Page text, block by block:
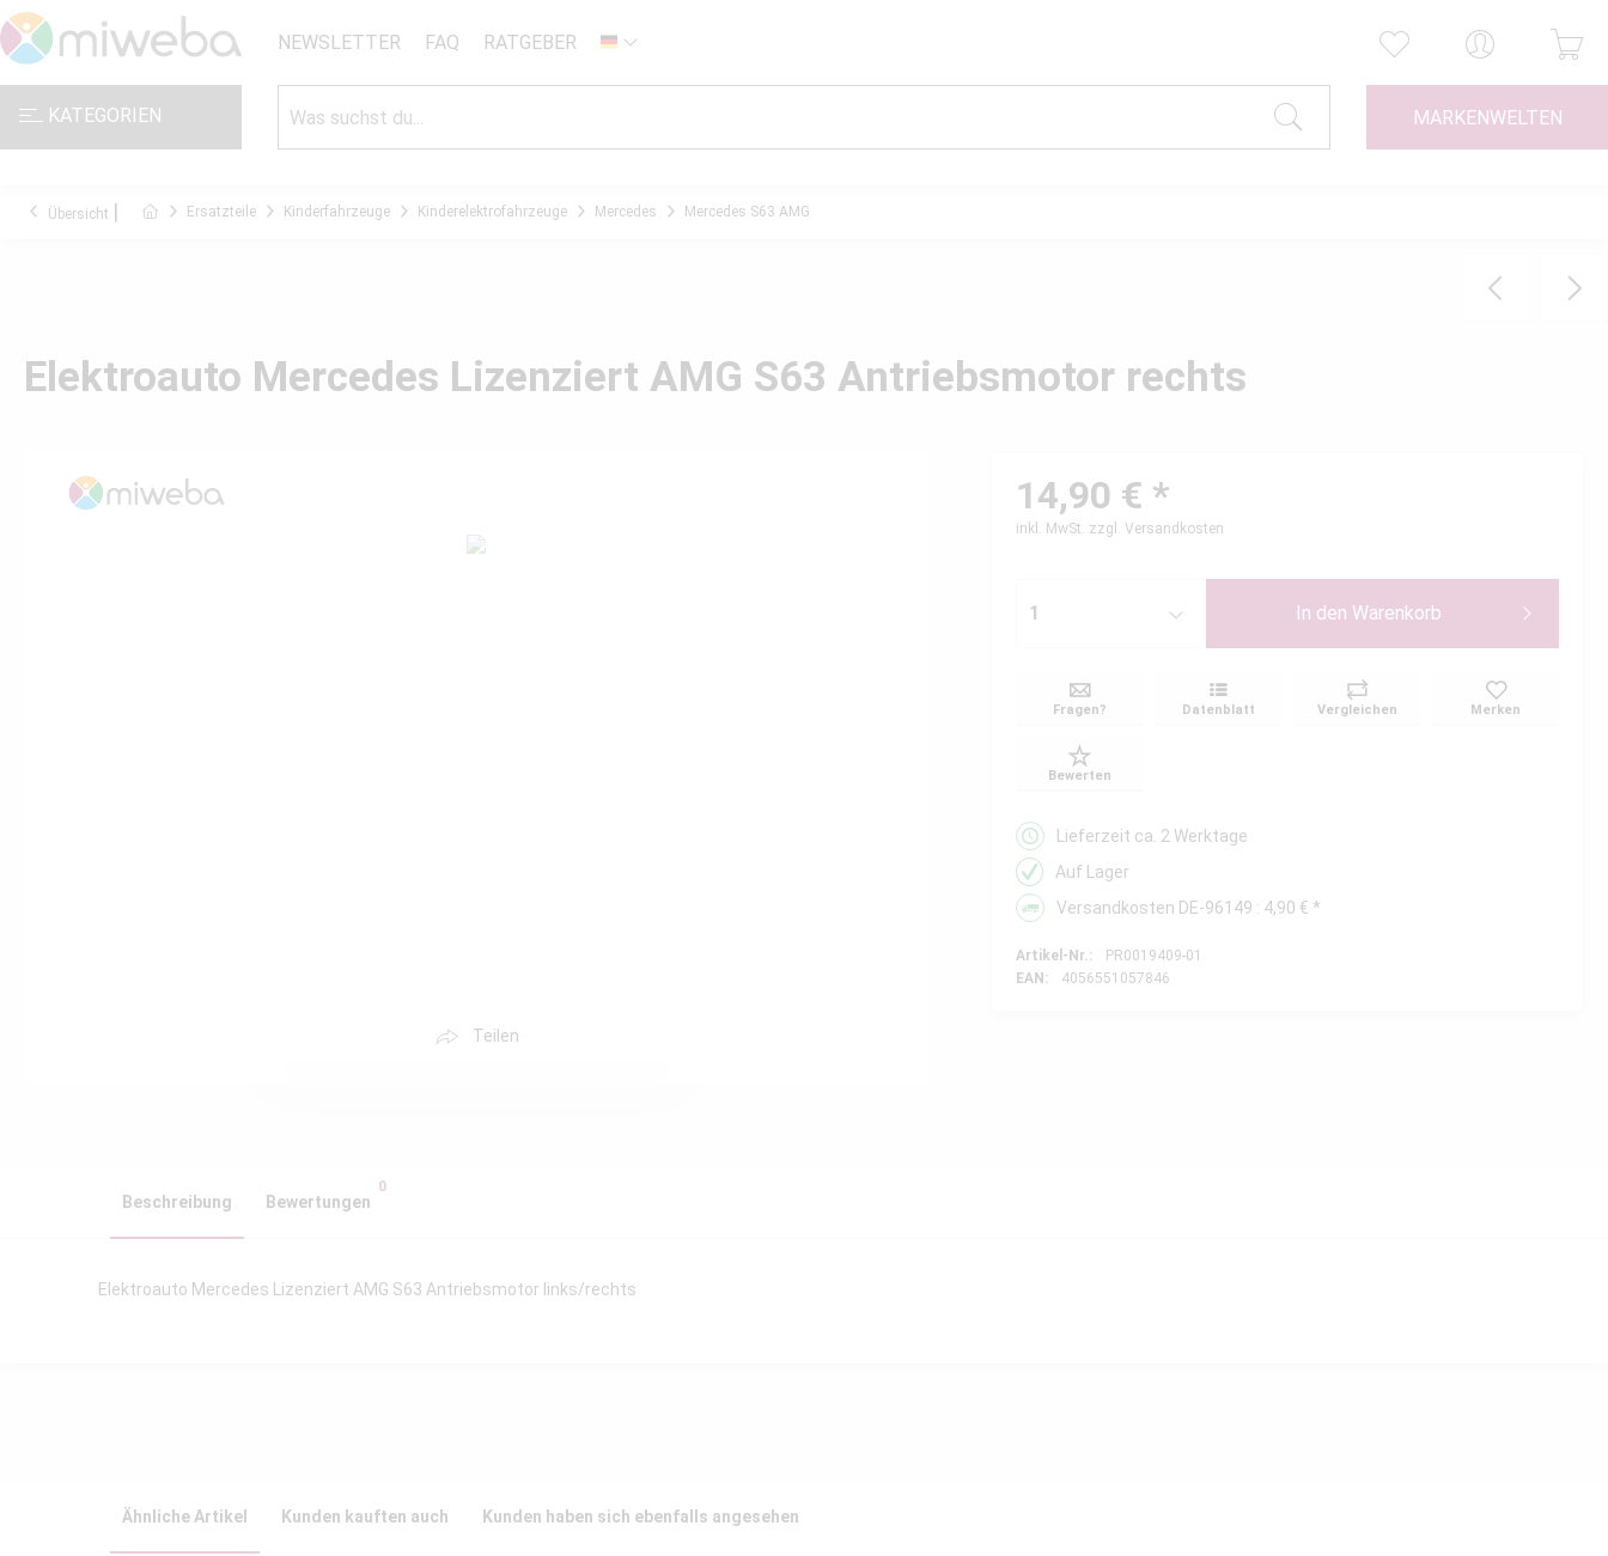
NEWSLETTER FAQ RATGEBER DE
KATEGORIEN MARKENWELTEN
Übersicht Ersatzteile Kinderfahrzeuge Kinderelektrofahrzeuge Mercedes Mercedes S63 AMG
Elektroauto Mercedes Lizenziert AMG S63 Antriebsmotor rechts
Teilen
14,90 € *
inkl. MwSt. zzgl. Versandkosten
In den Warenkorb
Fragen? Datenblatt Vergleichen Merken
Bewerten
Lieferzeit ca. 2 Werktage
Auf Lager
Versandkosten DE-96149 : 4,90 € *
Artikel-Nr.:
PR0019409-01
EAN:
4056551057846
Beschreibung Bewertungen
0
Elektroauto Mercedes Lizenziert AMG S63 Antriebsmotor links/rechts
Ähnliche Artikel Kunden kauften auch Kunden haben sich ebenfalls angesehen